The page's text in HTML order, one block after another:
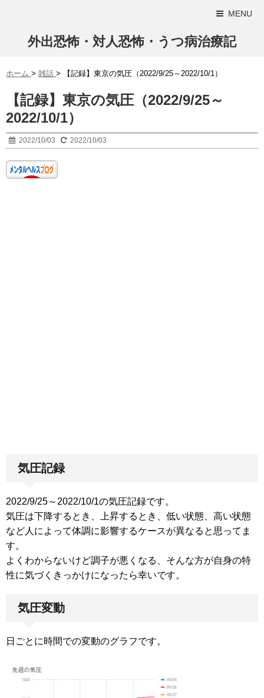
MENU
外出恐怖・対人恐怖・うつ病治療記
ホーム > 雑話 > 【記録】東京の気圧（2022/9/25～2022/10/1）
【記録】東京の気圧（2022/9/25～
2022/10/1）
2022/10/03 2022/10/03
気圧記録
2022/9/25～2022/10/1の気圧記録です。
気圧は下降するとき、上昇するとき、低い状態、高い状態
など人によって体調に影響するケースが異なると思ってま
す。
よくわからないけど調子が悪くなる、そんな方が自身の特
性に気づくきっかけになったら幸いです。
気圧変動
日ごとに時間での変動のグラフです。